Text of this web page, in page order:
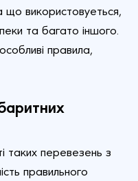
що використовуеться,
та багато іншого.
правила,
таких перевезень з
правильного